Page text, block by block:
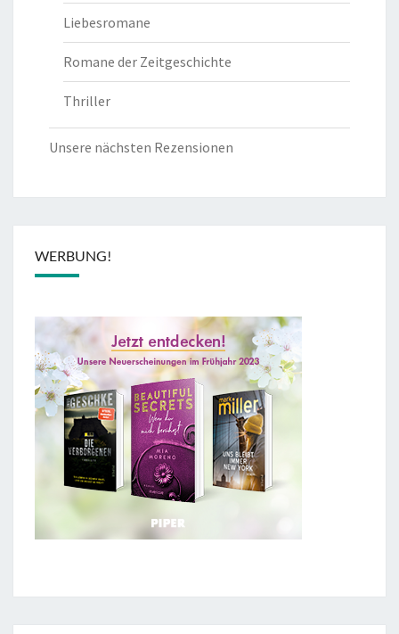
Liebesromane
Romane der Zeitgeschichte
Thriller
Unsere nächsten Rezensionen
WERBUNG!